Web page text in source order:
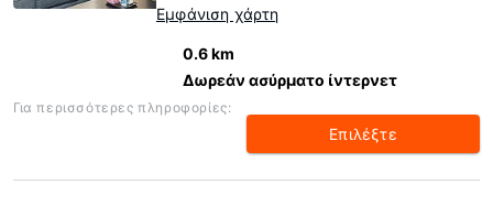
Εμφάνιση χάρτη
0.6 km
Δωρεάν ασύρματο ίντερνετ
Για περισσότερες πληροφορίες:
Επιλέξτε